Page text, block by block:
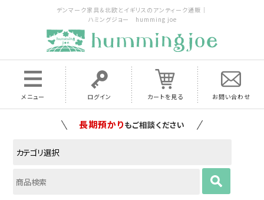
デンマーク家具＆北欧とイギリスのアンティーク通販｜
ハミングジョー humming joe
メニュー ログイン カートを見る お問い合わせ
家具の配送料は全国当店で負担いたします